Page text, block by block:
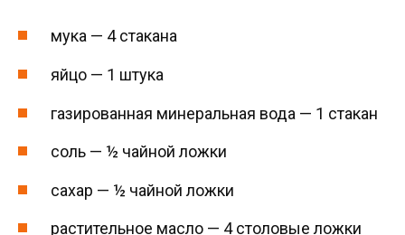
мука — 4 стакана
яйцо — 1 штука
газированная минеральная вода — 1 стакан
соль — ½ чайной ложки
сахар — ½ чайной ложки
растительное масло — 4 столовые ложки